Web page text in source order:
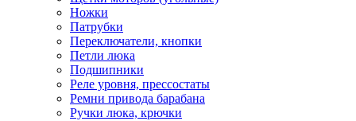
Ножки
Патрубки
Переключатели, кнопки
Петли люка
Подшипники
Реле уровня, прессостаты
Ремни привода барабана
Ручки люка, крючки